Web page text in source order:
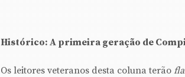
Histórico: A primeira geração de
Os leitores veteranos desta coluna terão